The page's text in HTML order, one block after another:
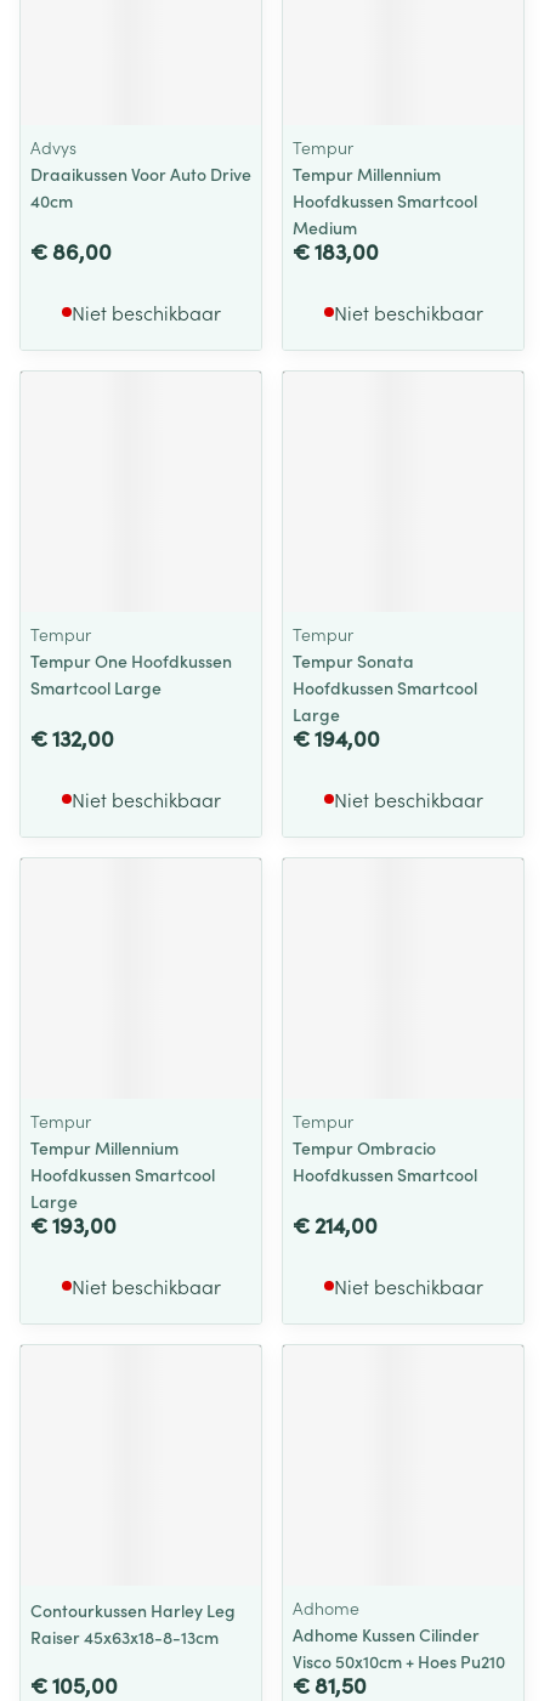
Advys
Draaikussen Voor Auto Drive
40cm
€ 86,00
Niet beschikbaar
Tempur
Tempur Millennium
Hoofdkussen Smartcool
Medium
€ 183,00
Niet beschikbaar
Tempur
Tempur One Hoofdkussen
Smartcool Large
€ 132,00
Niet beschikbaar
Tempur
Tempur Sonata
Hoofdkussen Smartcool
Large
€ 194,00
Niet beschikbaar
Tempur
Tempur Millennium
Hoofdkussen Smartcool
Large
€ 193,00
Niet beschikbaar
Tempur
Tempur Ombracio
Hoofdkussen Smartcool
€ 214,00
Niet beschikbaar
Contourkussen Harley Leg
Raiser 45x63x18-8-13cm
€ 105,00
Adhome
Adhome Kussen Cilinder
Visco 50x10cm + Hoes Pu210
€ 81,50